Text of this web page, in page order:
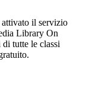
attivato il servizio
Library On
tutte le classi